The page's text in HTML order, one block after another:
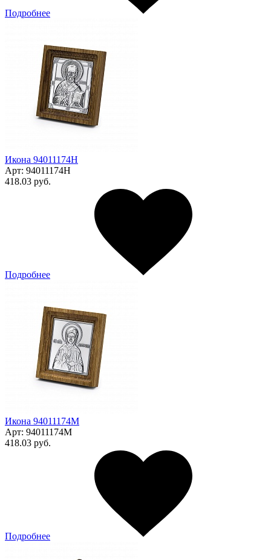
Подробнее
Икона 94011174Н
Арт: 94011174Н
418.03 руб.
Подробнее
Икона 94011174М
Арт: 94011174М
418.03 руб.
Подробнее